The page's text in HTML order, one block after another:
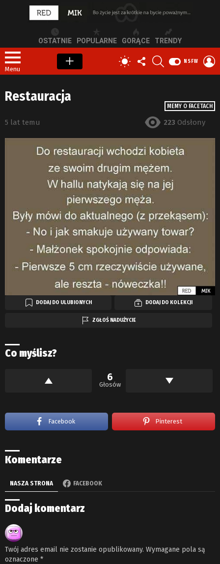
OSTATNIE POPULARNE GORĄCE TRENDY
Menu
PRZEŁĄCZ
SKÓRKĘ
OBSERWUJ
NAS
NSFW
MEMY O FACETACH
Restauracja
5 lat temu 223 Odsłony
DODAJ DO ULUBIONYCH DODAJ DO KOLEKCJI
ZGŁOŚ NADUŻYCIE
Co myślisz?
6
Głosów
Facebook Pinterest
Komentarze
NASZA STRONA FACEBOOK
Dodaj komentarz
Twój adres email nie zostanie opublikowany. Wymagane pola są
oznaczone *